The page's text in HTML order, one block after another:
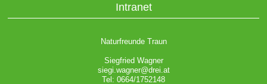
Intranet
Naturfreunde Traun
Siegfried Wagner
siegi.wagner@drei.at
Tel: 0664/1752148